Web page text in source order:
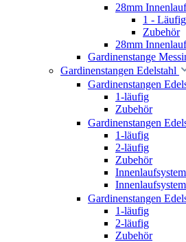
28mm
1 - Läufig
Zubehör
28mm
Gardinenstange
Gardinenstangen Edelstahl
Gardinenstangen
1-läufig
Zubehör
Gardinenstangen
1-läufig
2-läufig
Zubehör
Gardinenstangen
1-läufig
2-läufig
Zubehör